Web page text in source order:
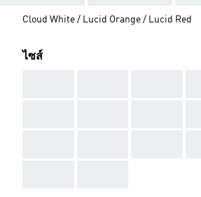
Cloud White / Lucid Orange / Lucid Red
ไซส์